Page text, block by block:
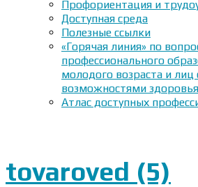
Профориентация и
Доступная среда
Полезные ссылки
«Горячая линия» по
профессионального
молодого возраста и
возможностями здоровья
Атлас доступных
tovaroved (5)